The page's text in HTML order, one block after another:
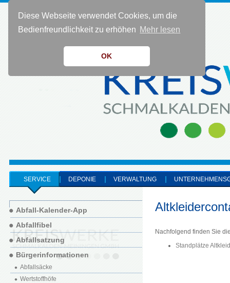
Diese Webseite verwendet Cookies, um die
Bedienfreundlichkeit zu erhöhen Mehr lesen
OK
KONTAKT 0 36 83 - 40 91 0
SERVICE DEPONIE VERWALTUNG
Nachfolgend finden Sie
Standplätze
Abfall-Kalender-App
Abfallfibel
Abfallsatzung
Bürgerinformationen
Abfallsäcke
Wertstoffhöfe